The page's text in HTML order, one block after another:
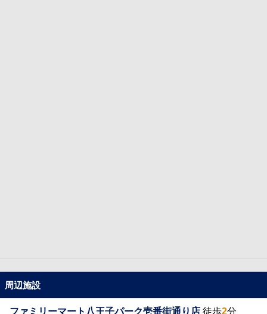
周辺施設
ファミリーマート八王子パーク壱番街通り店 徒歩2分